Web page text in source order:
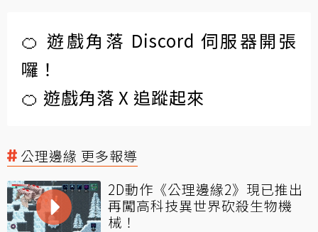
🍊 遊戲角落 Discord 伺服器開張
囉！
🍊 遊戲角落 X 追蹤起來
公理邊緣 更多報導
2D動作《公理邊緣2》現已推出
再闖高科技異世界砍殺生物機
械！